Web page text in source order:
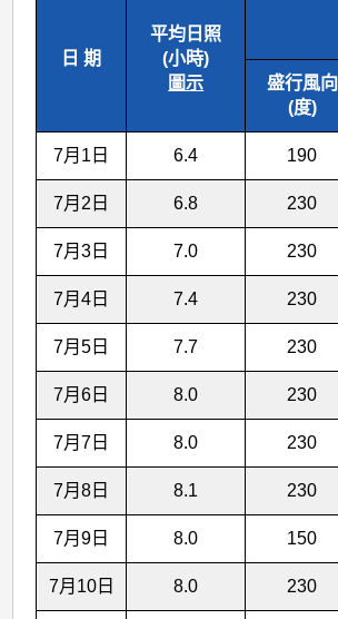
日 期
平均日照
(小時)
圖示
盛行風向
(度)
7月1日 6.4 190
7月2日 6.8 230
7月3日 7.0 230
7月4日 7.4 230
7月5日 7.7 230
7月6日 8.0 230
7月7日 8.0 230
7月8日 8.1 230
7月9日 8.0 150
7月10日 8.0 230